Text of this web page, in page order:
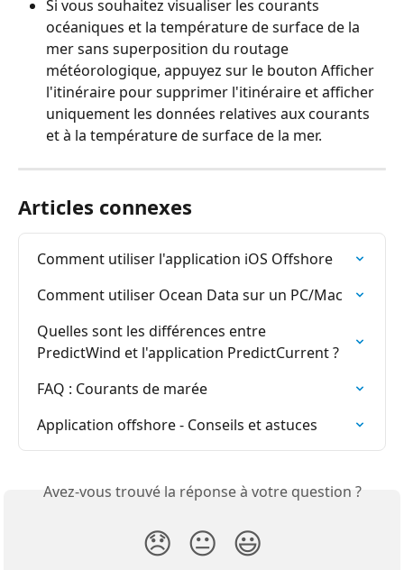
Si vous souhaitez visualiser les courants
océaniques et la température de surface de la
mer sans superposition du routage
météorologique, appuyez sur le bouton Afficher
l'itinéraire pour supprimer l'itinéraire et afficher
uniquement les données relatives aux courants
et à la température de surface de la mer.
Articles connexes
Comment utiliser l'application iOS Offshore
Comment utiliser Ocean Data sur un PC/Mac
Quelles sont les différences entre
PredictWind et l'application PredictCurrent ?
FAQ : Courants de marée
Application offshore - Conseils et astuces
Avez-vous trouvé la réponse à votre question ?
😞 😐 😃